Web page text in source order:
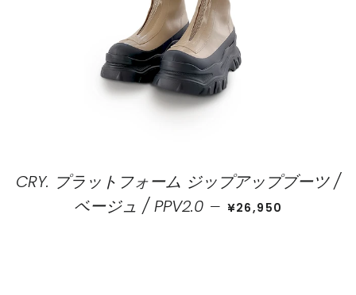
CRY. プラットフォーム ジップアップブーツ /
ベージュ / PPV2.0 — 価格
¥26,950